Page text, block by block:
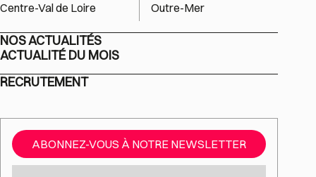
Centre-Val de Loire
Outre-Mer
NOS ACTUALITÉS
ACTUALITÉ DU MOIS
RECRUTEMENT
ABONNEZ-VOUS À NOTRE NEWSLETTER